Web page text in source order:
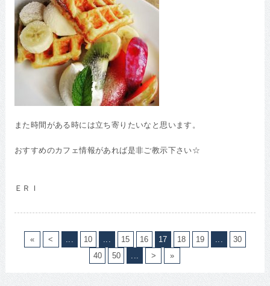
また時間がある時には立ち寄りたいなと思います。
おすすめのカフェ情報があれば是非ご教示下さい☆
ＥＲＩ
« < ... 10 ... 15 16 17 18 19 ...
30
40
50 ... > »